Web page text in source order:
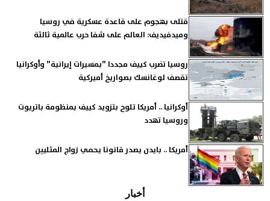
قتلى بهجوم على قاعدة عسكرية في روسيا
وميدفيديف: العالم على شفا حرب عالمية ثالثة
روسيا تضرب كييف مجددا ”بمسيرات إيرانية” وأوكرانيا
تقصف لوغانسك بصواريخ أميركية
أوكرانيا .. أمريكا تلوح بتزويد كييف بمنظومة باتريوت
وروسيا تهدد
أمريكا .. بايدن يصدر قانونا يحمي زواج المثليين
أخبار